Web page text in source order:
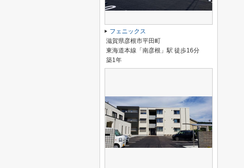
フェニックス
滋賀県彦根市平田町
東海道本線「南彦根」駅 徒歩16分
築1年